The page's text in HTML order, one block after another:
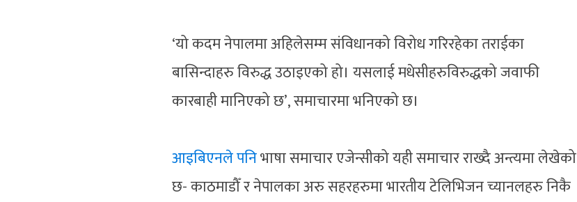
‘यो कदम नेपालमा अहिलेसम्म संविधानको विरोध गरिरहेका तराईका
बासिन्दाहरु विरुद्ध उठाइएको हो। यसलाई मधेसीहरुविरुद्धको जवाफी
कारबाही मानिएको छ’, समाचारमा भनिएको छ।
आइबिएनले पनिभाषा समाचार एजेन्सीको यही समाचार राख्दै अन्त्यमा लेखेको
छ- काठमाडौँ र नेपालका अरु सहरहरुमा भारतीय टेलिभिजन च्यानलहरु निकै